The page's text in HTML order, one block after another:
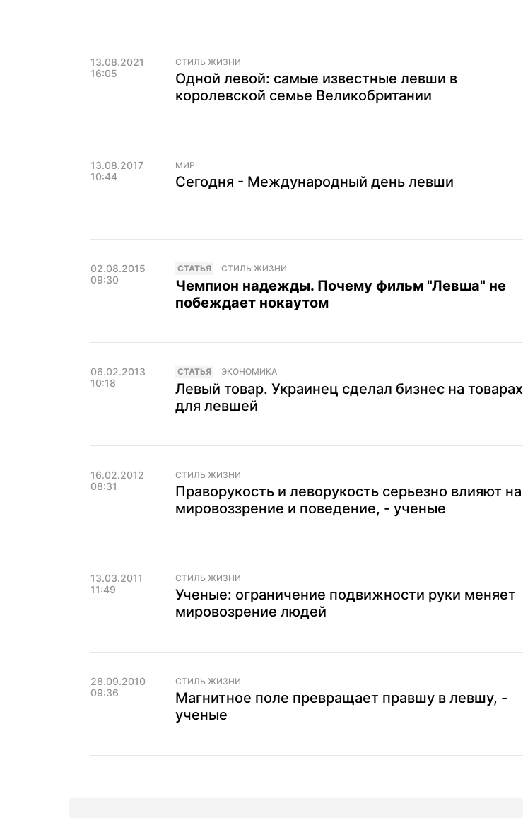
13.08.2021
16:05
СТИЛЬ ЖИЗНИ
Одной левой: самые известные левши в
королевской семье Великобритании
13.08.2017
10:44
МИР
Сегодня - Международный день левши
02.08.2015
09:30
CТАТЬЯ СТИЛЬ ЖИЗНИ
Чемпион надежды. Почему фильм "Левша" не
побеждает нокаутом
06.02.2013
10:18
CТАТЬЯ ЭКОНОМИКА
Левый товар. Украинец сделал бизнес на товарах
для левшей
16.02.2012
08:31
СТИЛЬ ЖИЗНИ
Праворукость и леворукость серьезно влияют на
мировоззрение и поведение, - ученые
13.03.2011
11:49
СТИЛЬ ЖИЗНИ
Ученые: ограничение подвижности руки меняет
мировозрение людей
28.09.2010
09:36
СТИЛЬ ЖИЗНИ
Магнитное поле превращает правшу в левшу, -
ученые